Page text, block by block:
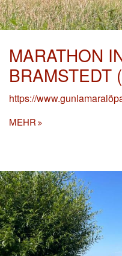
MARATHON
BRAMSTEDT
https://
MEHR